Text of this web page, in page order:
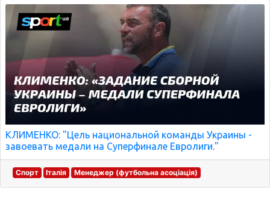
КЛИМЕНКО: "Цель национальной команды Украины -
завоевать медали на Суперфинале Евролиги."
Спорт Італія Менеджер (футбольна асоціація)